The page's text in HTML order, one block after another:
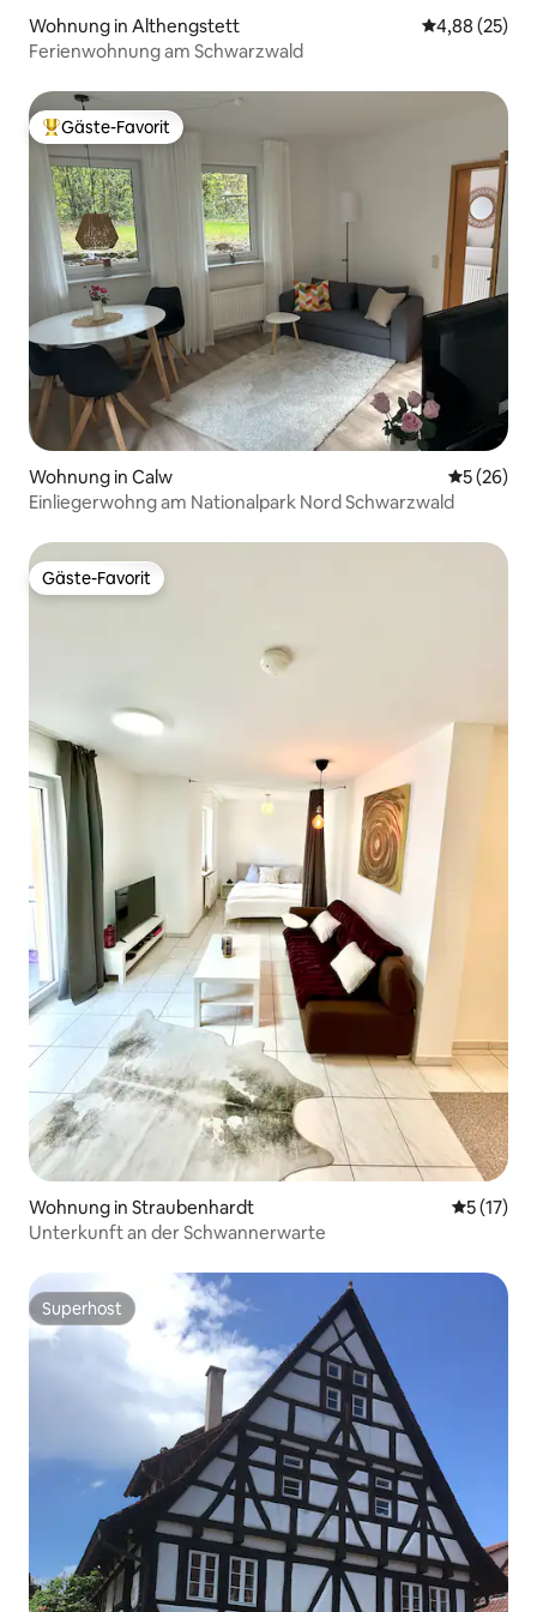
Wohnung in Althengstett
4,88 (25)
Ferienwohnung am Schwarzwald
Beliebter Gäste-Favorit.
Gäste-Favorit
Wohnung in Calw
5 (26)
Einliegerwohng am Nationalpark Nord Schwarzwald
Gäste-Favorit
Gäste-Favorit
Wohnung in Straubenhardt
5 (17)
Unterkunft an der Schwannerwarte
Superhost
Superhost